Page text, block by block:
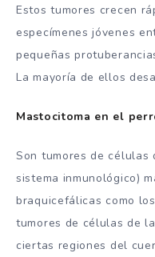
Estos tumores crecen
especímenes jóvenes
pequeñas
La mayoría de ellos
Mastocitoma en el
Son tumores de
sistema inmunológico)
braquicefálicas como
tumores de células de
ciertas regiones del